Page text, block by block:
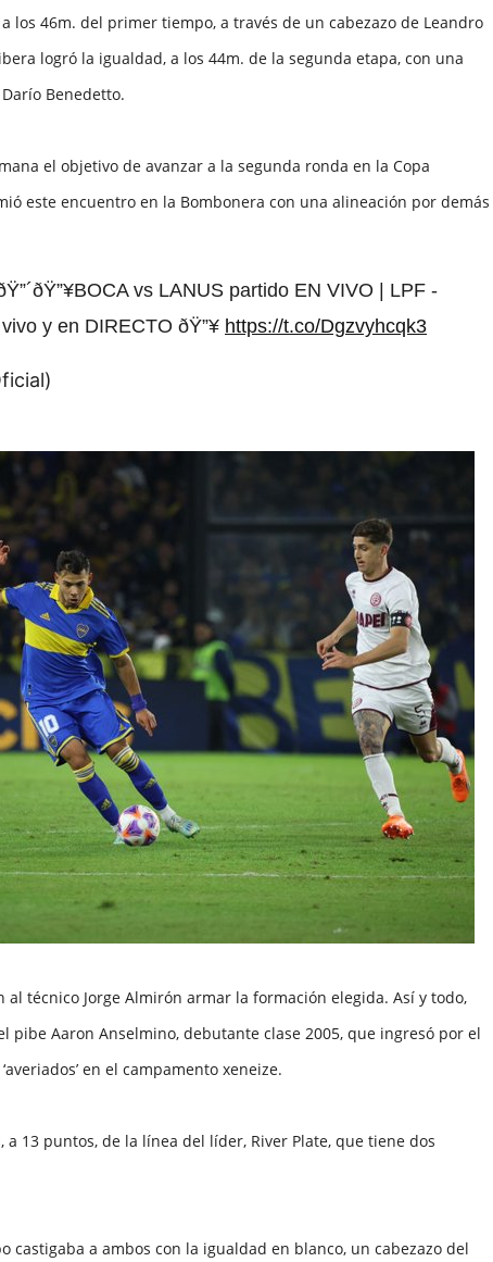
los 46m. del primer tiempo, a través de un cabezazo de Leandro
logró la igualdad, a los 44m. de la segunda etapa, con una
Benedetto.
el objetivo de avanzar a la segunda ronda en la Copa
este encuentro en la Bombonera con una alineación por demás
vs LANUS partido EN VIVO | LPF -
y en DIRECTO ðŸ”¥ https://t.co/Dgzvyhcqk3
técnico Jorge Almirón armar la formación elegida. Así y todo,
pibe Aaron Anselmino, debutante clase 2005, que ingresó por el
en el campamento xeneize.
a 13 puntos, de la línea del líder, River Plate, que tiene dos
castigaba a ambos con la igualdad en blanco, un cabezazo del